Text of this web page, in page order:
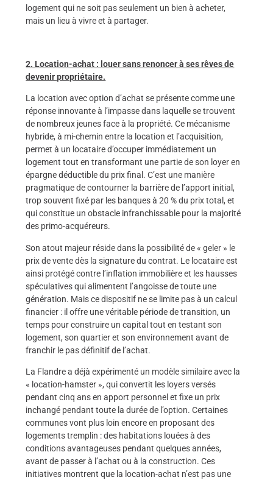
logement qui ne soit pas seulement un bien à acheter,
mais un lieu à vivre et à partager.
2. Location-achat : louer sans renoncer à ses rêves de
devenir propriétaire.
La location avec option d’achat se présente comme une
réponse innovante à l’impasse dans laquelle se trouvent
de nombreux jeunes face à la propriété. Ce mécanisme
hybride, à mi-chemin entre la location et l’acquisition,
permet à un locataire d’occuper immédiatement un
logement tout en transformant une partie de son loyer en
épargne déductible du prix final. C’est une manière
pragmatique de contourner la barrière de l’apport initial,
trop souvent fixé par les banques à 20 % du prix total, et
qui constitue un obstacle infranchissable pour la majorité
des primo-acquéreurs.
Son atout majeur réside dans la possibilité de « geler » le
prix de vente dès la signature du contrat. Le locataire est
ainsi protégé contre l’inflation immobilière et les hausses
spéculatives qui alimentent l’angoisse de toute une
génération. Mais ce dispositif ne se limite pas à un calcul
financier : il offre une véritable période de transition, un
temps pour construire un capital tout en testant son
logement, son quartier et son environnement avant de
franchir le pas définitif de l’achat.
La Flandre a déjà expérimenté un modèle similaire avec la
« location-hamster », qui convertit les loyers versés
pendant cinq ans en apport personnel et fixe un prix
inchangé pendant toute la durée de l’option. Certaines
communes vont plus loin encore en proposant des
logements tremplin : des habitations louées à des
conditions avantageuses pendant quelques années,
avant de passer à l’achat ou à la construction. Ces
initiatives montrent que la location-achat n’est pas une